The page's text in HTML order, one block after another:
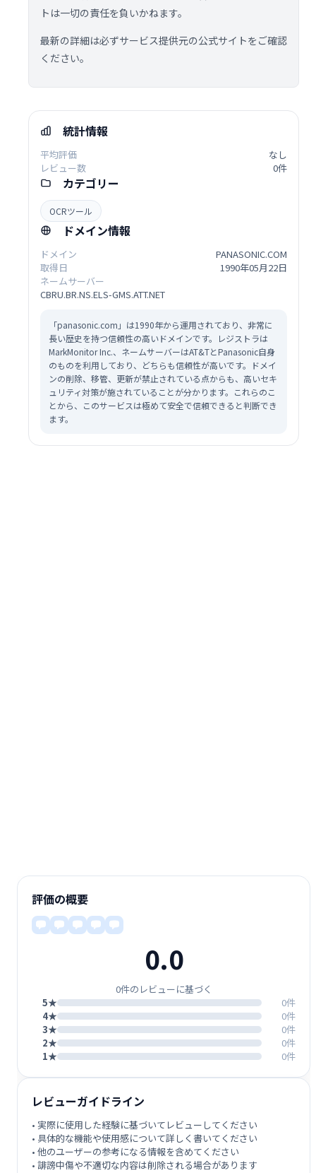
トは一切の責任を負いかねます。
最新の詳細は必ずサービス提供元の公式サイトをご確認
ください。
統計情報
平均評価
なし
レビュー数
0件
カテゴリー
OCRツール
ドメイン情報
ドメイン
PANASONIC.COM
取得日
1990年05月22日
ネームサーバー
CBRU.BR.NS.ELS-GMS.ATT.NET
「panasonic.com」は1990年から運用されており、非常に
長い歴史を持つ信頼性の高いドメインです。レジストラは
MarkMonitor Inc.、ネームサーバーはAT&TとPanasonic自身
のものを利用しており、どちらも信頼性が高いです。ドメイ
ンの削除、移管、更新が禁止されている点からも、高いセキ
ュリティ対策が施されていることが分かります。これらのこ
とから、このサービスは極めて安全で信頼できると判断でき
ます。
評価の概要
0.0
0件のレビューに基づく
5★
0件
4★
0件
3★
0件
2★
0件
1★
0件
レビューガイドライン
• 実際に使用した経験に基づいてレビューしてください
• 具体的な機能や使用感について詳しく書いてください
• 他のユーザーの参考になる情報を含めてください
• 誹謗中傷や不適切な内容は削除される場合があります